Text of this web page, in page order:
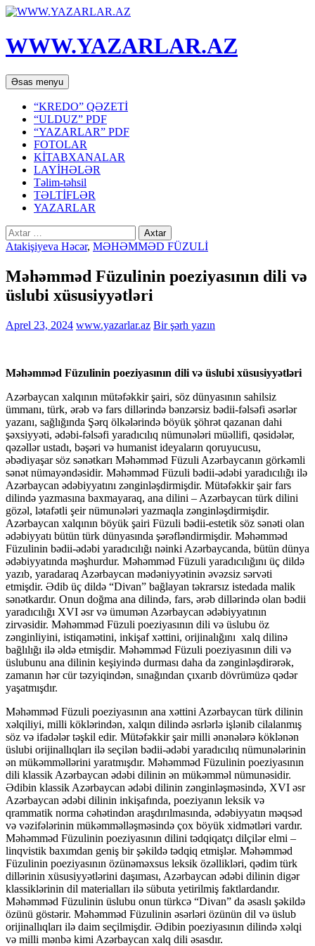
WWW.YAZARLAR.AZ
Axtar
Əsas menyu Mühtəviyyata
keç
“KREDO” QƏZETİ
“ULDUZ” PDF
“YAZARLAR” PDF
FOTOLAR
KİTABXANALAR
LAYİHƏLƏR
Təlim-təhsil
TƏLTİFLƏR
YAZARLAR
Axtarış:
Atakişiyeva Həcər, MƏHƏMMƏD FÜZULİ
Məhəmməd Füzulinin poeziyasının dili və
üslubi xüsusiyyətləri
Aprel 23, 2024 www.yazarlar.az Bir şərh yazın
Məhəmməd Füzulinin poeziyasının dili və üslubi xüsusiyyətləri
Azərbaycan xalqının mütəfəkkir şairi, söz dünyasının sahilsiz
ümmanı, türk, ərəb və fars dillərində bənzərsiz bədii-fəlsəfi əsərlər
yazanı, sağlığında Şərq ölkələrində böyük şöhrət qazanan dahi
şəxsiyyəti, ədəbi-fəlsəfi yaradıcılıq nümunələri müəllifi, qəsidələr,
qəzəllər ustadı, bəşəri və humanist ideyaların qoruyucusu,
əbədiyaşar söz sənətkarı Məhəmməd Füzuli Azərbaycanın görkəmli
sənət nümayəndəsidir. Məhəmməd Füzuli bədii-ədəbi yaradıcılığı ilə
Azərbaycan ədəbiyyatını zənginləşdirmişdir. Mütəfəkkir şair fars
dilində yazmasına baxmayaraq, ana dilini – Azərbaycan türk dilini
gözəl, lətafətli şeir nümunələri yazmaqla zənginləşdirmişdir.
Azərbaycan xalqının böyük şairi Füzuli bədii-estetik söz sənəti olan
ədəbiyyatı bütün türk dünyasında şərəfləndirmişdir. Məhəmməd
Füzulinin bədii-ədəbi yaradıcılığı nəinki Azərbaycanda, bütün dünya
ədəbiyyatında məşhurdur. Məhəmməd Füzuli yaradıcılığını üç dildə
yazıb, yaradaraq Azərbaycan mədəniyyətinin əvəzsiz sərvəti
etmişdir. Ədib üç dildə “Divan” bağlayan təkrarsız istedada malik
sənətkardır. Onun doğma ana dilində, fars, ərəb dillərində olan bədii
yaradıcılığı XVI əsr və ümumən Azərbaycan ədəbiyyatının
zirvəsidir. Məhəmməd Füzuli poeziyasının dili və üslubu öz
zənginliyini, istiqamətini, inkişaf xəttini, orijinalığını xalq dilinə
bağlılığı ilə əldə etmişdir. Məhəmməd Füzuli poeziyasının dili və
üslubunu ana dilinin keşiyində durması daha da zənginləşdirərək,
zamanın hər cür təzyiqindən, sınağından çıxarıb dövrümüzə qədər
yaşatmışdır.
Məhəmməd Füzuli poeziyasının ana xəttini Azərbaycan türk dilinin
xəlqiliyi, milli köklərindən, xalqın dilində əsrlərlə işlənib cilalanmış
söz və ifadələr təşkil edir. Mütəfəkkir şair milli ənənələrə köklənən
üslubi orijinallıqları ilə seçilən bədii-ədəbi yaradıcılıq nümunələrinin
ən mükəmməllərini yaratmışdır. Məhəmməd Füzulinin poeziyasının
dili klassik Azərbaycan ədəbi dilinin ən mükəmməl nümunəsidir.
Ədibin klassik Azərbaycan ədəbi dilinin zənginləşməsində, XVI əsr
Azərbaycan ədəbi dilinin inkişafında, poeziyanın leksik və
qrammatik norma cəhətindən araşdırılmasında, ədəbiyyatın məqsəd
və vəzifələrinin mükəmməlləşməsində çox böyük xidmətləri vardır.
Məhəmməd Füzulinin poeziyasının dilini tədqiqatçı dilçilər elmi –
linqvistik baxımdan geniş bir şəkildə tədqiq etmişlər. Məhəmməd
Füzulinin poeziyasının özünəməxsus leksik özəllikləri, qədim türk
dillərinin xüsusiyyətlərini daşıması, Azərbaycan ədəbi dilinin digər
klassiklərinin dil materialları ilə sübuta yetirilmiş faktlardandır.
Məhəmməd Füzulinin üslubu onun türkcə “Divan” da əsaslı şəkildə
özünü göstərir. Məhəmməd Füzulinin əsərləri özünün dil və üslub
orijinallıqları ilə daim seçilmişdir. Ədibin poeziyasının dilində xəlqi
və milli mənbə kimi Azərbaycan xalq dili əsasdır.